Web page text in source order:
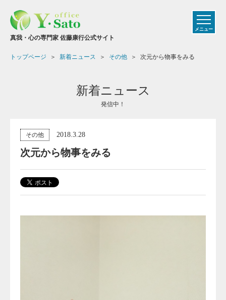
真我・心の専門家 佐藤康行公式サイト
メニュー
トップページ 新着ニュース その他 次元から物事をみる
新着ニュース
発信中！
その他 2018.3.28
次元から物事をみる